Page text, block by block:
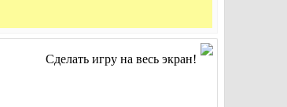
Сделать игру на весь экран!